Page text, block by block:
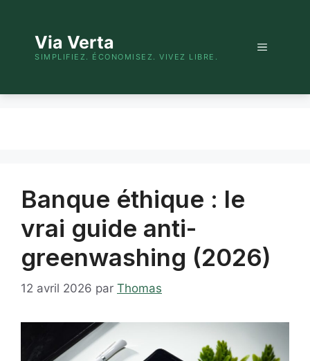
contenuVia Verta
SIMPLIFIEZ. ÉCONOMISEZ. VIVEZ LIBRE.
Menu
Banque éthique : le
vrai guide anti-
greenwashing (2026)
12 avril 2026 par Thomas